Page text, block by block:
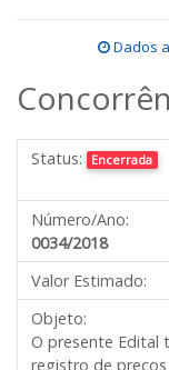
Dados
Status: Encerrada
Número/Ano:
0034/2018
Valor Estimado:
Objeto:
O presente Edital
registro de